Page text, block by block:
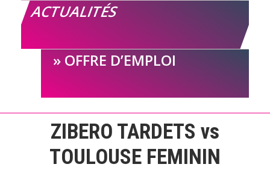
ACTUALITÉS
OFFRE D’EMPLOI
ZIBERO TARDETS vs
TOULOUSE FEMININ